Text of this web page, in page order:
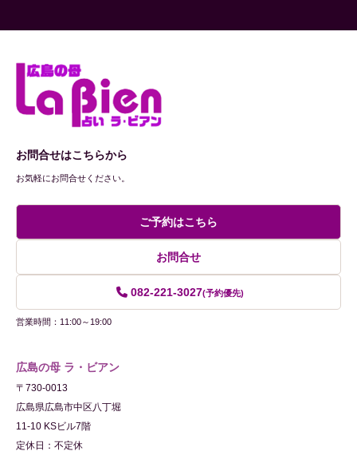
お問合せはこちらから
お気軽にお問合せください。
ご予約はこちら
お問合せ
082-221-3027(予約優先)
営業時間：11:00～19:00
広島の母 ラ・ビアン
〒730-0013
広島県広島市中区八丁堀
11-10 KSビル7階
定休日：不定休